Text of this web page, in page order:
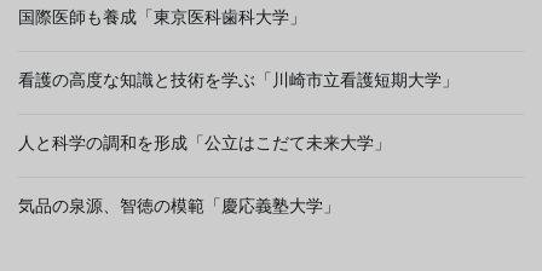
国際医師も養成「東京医科歯科大学」
看護の高度な知識と技術を学ぶ「川崎市立看護短期大学」
人と科学の調和を形成「公立はこだて未来大学」
気品の泉源、智徳の模範「慶応義塾大学」